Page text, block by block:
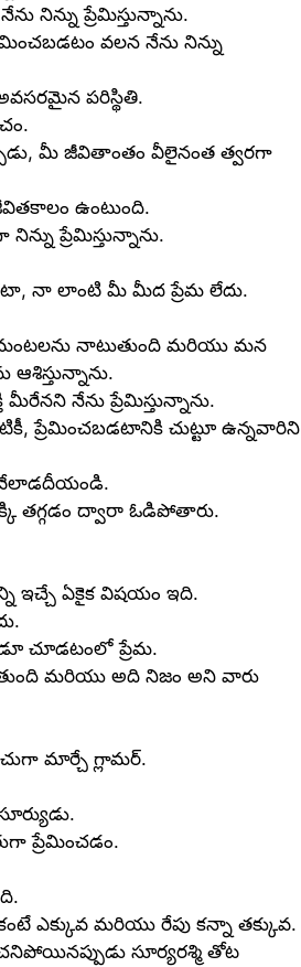
నిన్ను ప్రేమిస్తున్నాను.
వలన నేను నిన్ను
పరిస్థితి.
మీ జీవితాంతం వీలైనంత త్వరగా
ఉంటుంది.
ప్రేమిస్తున్నాను.
నా లాంటి మీ మీద ప్రేమ లేదు.
నాటుతుంది మరియు మన
ఆశిస్తున్నాను.
నేను ప్రేమిస్తున్నాను.
ప్రేమించబడటానికి చుట్టూ ఉన్నవారిని
వేలాడదీయండి.
తగ్గడం ద్వారా ఓడిపోతారు.
ఇచ్చే ఏకైక విషయం ఇది.
చూడటంలో ప్రేమ.
మరియు అది నిజం అని వారు
మార్చే గ్లామర్.
ప్రేమించడం.
ఎక్కువ మరియు రేపు కన్నా తక్కువ.
సూర్యరశ్మి తోట